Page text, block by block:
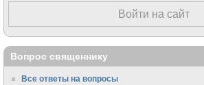
Войти на сайт
Вопрос священнику
Все ответы на вопросы